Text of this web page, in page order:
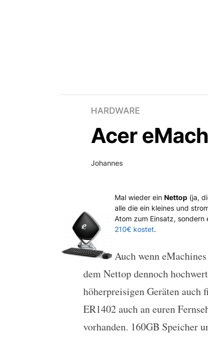
HARDWARE
Acer
Johannes
Acer eMachines
Mal wieder ein Nettop (ja,
alle die ein kleines und
Atom zum Einsatz, sondern
210€ kostet.
Auch wenn
dem Nettop dennoch
höherpreisigen Geräten
ER1402 auch an euren
vorhanden. 160GB Speicher